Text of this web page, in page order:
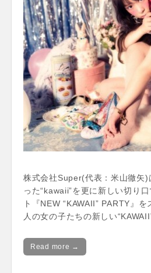
株式会社Super(代表：米山徹矢)
った“kawaii”を更に新しい切り
ト『NEW “KAWAII” PARTY』
人の女の子たちの新しい
Read more →